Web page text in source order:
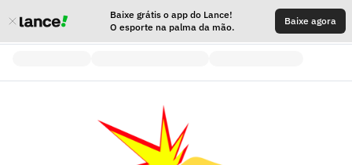
Baixe grátis o app do Lance!
O esporte na palma da mão.
Baixe agora